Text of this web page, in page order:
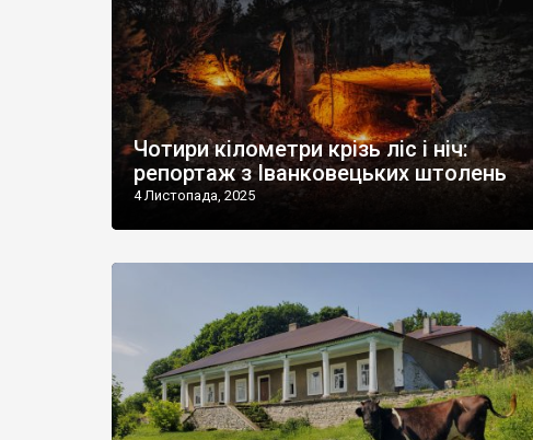
Чотири кілометри крізь ліс і ніч:
репортаж з Іванковецьких штолень
4 Листопада, 2025